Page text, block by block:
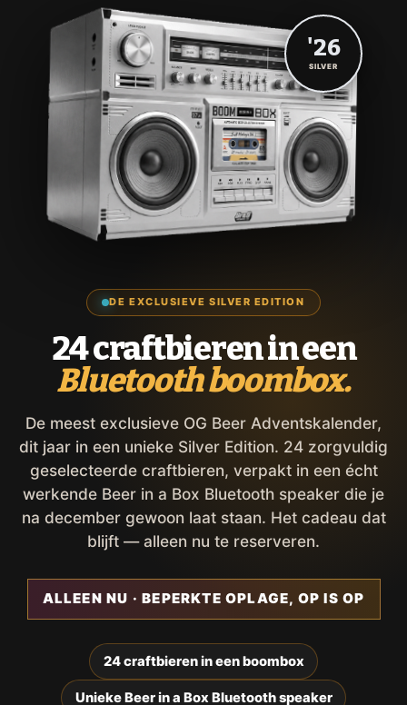
DE EXCLUSIEVE SILVER EDITION
24 craftbieren in een
Bluetooth boombox.
De meest exclusieve OG Beer Adventskalender,
dit jaar in een unieke Silver Edition. 24 zorgvuldig
geselecteerde craftbieren, verpakt in een écht
werkende Beer in a Box Bluetooth speaker die je
na december gewoon laat staan. Het cadeau dat
blijft — alleen nu te reserveren.
ALLEEN NU · BEPERKTE OPLAGE, OP IS OP
24 craftbieren in een boombox
Unieke Beer in a Box Bluetooth speaker
'26
SILVER